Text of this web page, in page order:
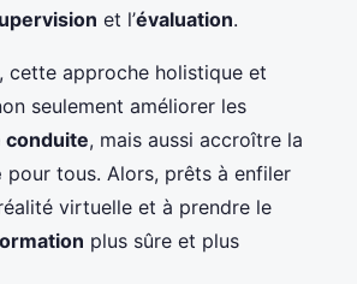
et l’évaluation.
cette approche holistique et
seulement améliorer les
conduite, mais aussi accroître la
pour tous. Alors, prêts à enfiler
virtuelle et à prendre le
plus sûre et plus